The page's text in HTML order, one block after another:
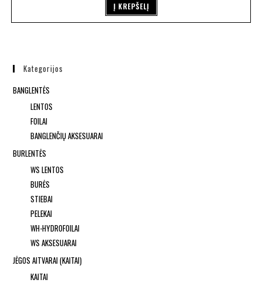
Į KREPŠELĮ
Kategorijos
BANGLENTĖS
LENTOS
FOILAI
BANGLENČIŲ AKSESUARAI
BURLENTĖS
WS LENTOS
BURĖS
STIEBAI
PELEKAI
WH-HYDROFOILAI
WS AKSESUARAI
JĖGOS AITVARAI (KAITAI)
KAITAI